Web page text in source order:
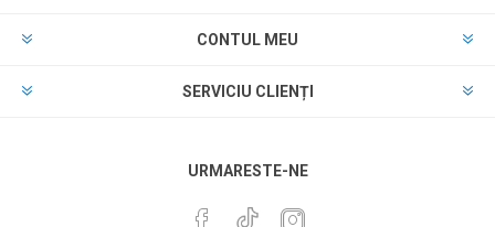
CONTUL MEU
SERVICIU CLIENȚI
URMARESTE-NE